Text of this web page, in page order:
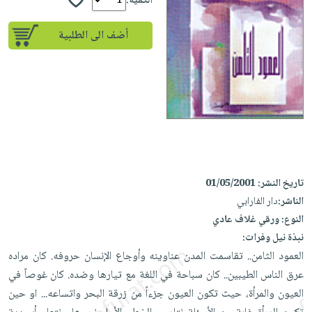
إختياراتنا
كتب
أكاديمية
صندوق
القراءة
English
iKitab
بلا
حدود
أسئلة
يتكرر
طرحها
على
Android
تحميل
iKitab
على
Apple
أسئلة
يتكرر
طرحها
تحميل
masmu3
على
Android
على
Apple
المواضيع
مبيعاً
إختياراتنا
وسائل
تعليمية
جوائز
تعليمية
الصحة
والعناية
الشخصية
جديد
العناية
الشخصية
العناية
وتصفيف
الشعر
العناية
بالجسم
والسفرة
جديد
الكل
أواني
الطهي
أدوات
متجر
الهدايا
أقسام
أضف الى الطلبية
تاريخ النشر:01/05/2001
الناشر:دار الفارابي
النوع:ورقي غلاف عادي
نبذة نيل وفرات:
العمود الثامن.. تقاسمت المدن عناوينه وأوجاع الإنسان حروفه. كان مراده
عرق الناس الطيبين.. كان سباحة في اللغة مع تيارها وضده. كان غوصاً في
العيون والمرأة، حيث تكون العيون جزءاً من زرقة البحر واتساعه... او حين